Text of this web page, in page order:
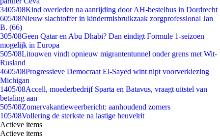
3405/08Kind overleden na aanrijding door AH-bestelbus in Dordrecht
605/08Nieuw slachtoffer in kindermisbruikzaak zorgprofessional Jan
B. (66)
305/08Geen Qatar en Abu Dhabi? Dan eindigt Formule 1-seizoen
mogelijk in Europa
505/08Litouwen vindt opnieuw migrantentunnel onder grens met Wit-
Rusland
4605/08Progressieve Democraat El-Sayed wint nipt voorverkiezing
Michigan
1405/08Accell, moederbedrijf Sparta en Batavus, vraagt uitstel van
betaling aan
505/08Zomervakantieweerbericht: aanhoudend zomers
105/08Vollering de sterkste na lastige heuvelrit
Actieve items
Actieve items